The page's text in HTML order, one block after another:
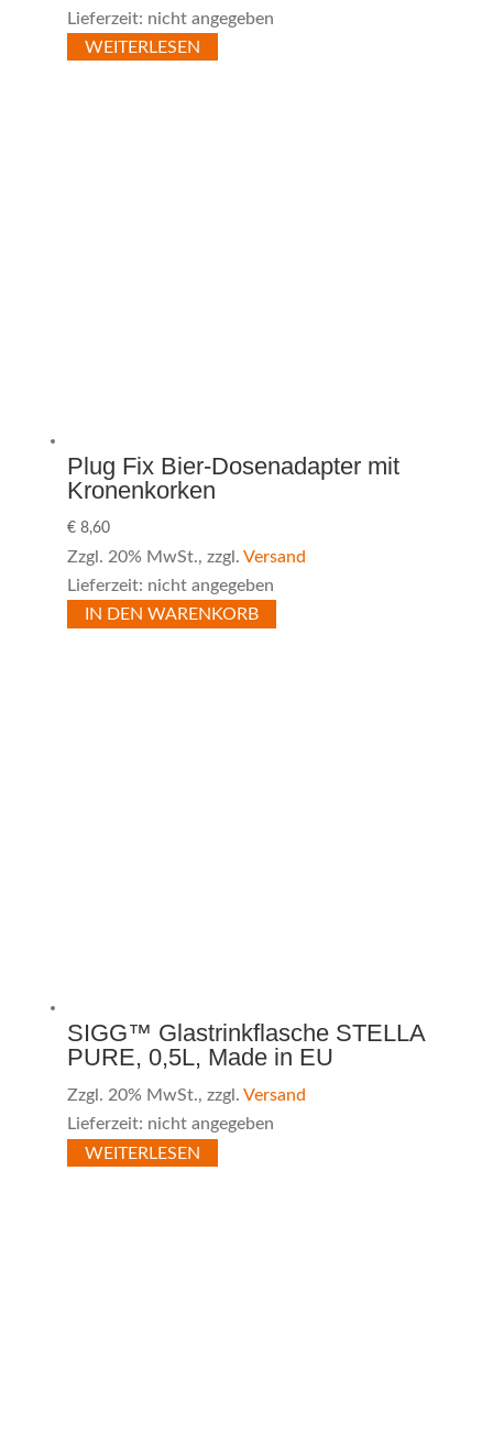
Lieferzeit: nicht angegeben
WEITERLESEN
Plug Fix Bier-Dosenadapter mit
Kronenkorken
€8,60
Zzgl. 20% MwSt., zzgl. Versand
Lieferzeit: nicht angegeben
IN DEN WARENKORB
SIGG™ Glastrinkflasche STELLA
PURE, 0,5L, Made in EU
Zzgl. 20% MwSt., zzgl. Versand
Lieferzeit: nicht angegeben
WEITERLESEN